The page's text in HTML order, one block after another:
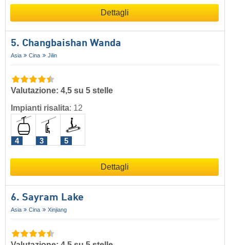
Dettagli
5. Changbaishan Wanda
Asia Cina Jilin
Valutazione: 4,5 su 5 stelle
Impianti risalita: 12
4 3 5
Dettagli
6. Sayram Lake
Asia Cina Xinjiang